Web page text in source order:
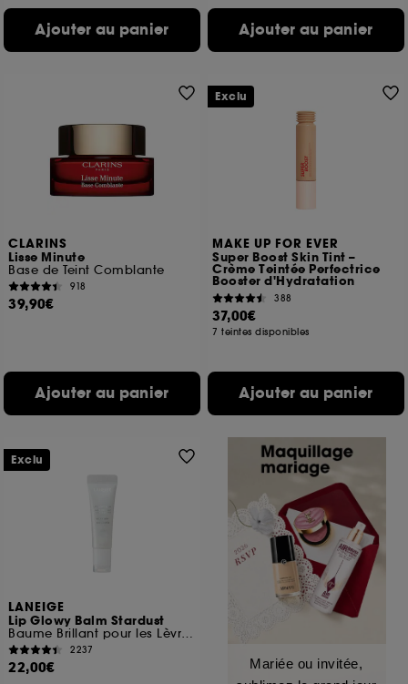
Ajouter au panier Ajouter au panier
CLARINS
Lisse Minute
Base de Teint Comblante
918
39,90€
Ajouter au panier
MAKE UP FOR EVER
Super Boost Skin Tint –
Crème Teintée Perfectrice
Booster d'Hydratation
388
37,00€
7 teintes disponibles
Ajouter au panier
Exclu
LANEIGE
Lip Glowy Balm Stardust
Baume Brillant pour les Lèvres (Édition Limitée)
2237
22,00€
Exclu
Mariée ou invitée,